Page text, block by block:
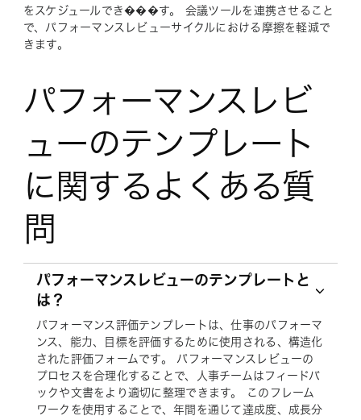
をスケジュールでき���す。 会議ツールを連携させること
で、パフォーマンスレビューサイクルにおける摩擦を軽減で
きます。
パフォーマンスレビ
ューのテンプレート
に関するよくある質
問
パフォーマンスレビューのテンプレートと
は？
パフォーマンス評価テンプレートは、仕事のパフォーマ
ンス、能力、目標を評価するために使用される、構造化
された評価フォームです。 パフォーマンスレビューの
プロセスを合理化することで、人事チームはフィードバ
ックや文書をより適切に整理できます。 このフレーム
ワークを使用することで、年間を通じて達成度、成長分